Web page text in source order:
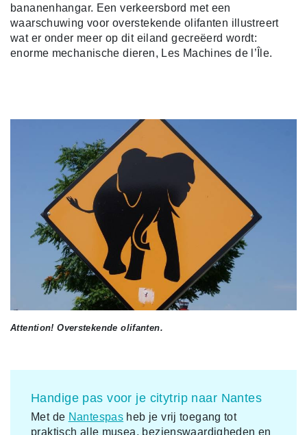
bananenhangar. Een verkeersbord met een
waarschuwing voor overstekende olifanten illustreert
wat er onder meer op dit eiland gecreëerd wordt:
enorme mechanische dieren, Les Machines de l’Île.
Attention! Overstekende olifanten.
Handige pas voor je citytrip naar Nantes
Met de Nantespas heb je vrij toegang tot
praktisch alle musea, bezienswaardigheden en